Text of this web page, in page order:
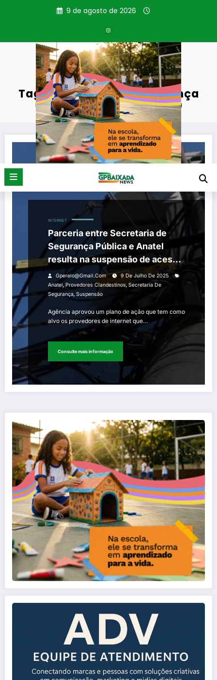
9 de agosto de 2026
Tag: Secretaria de Segurança
Página inicial Secretaria de Segurança
INTERNET
Parceria entre Secretaria de
Segurança Pública e Anatel
resulta na suspensão de acesso
de provedores clandestinos de
internet
Gperelo@gmail.com
9 De Julho De 2025
Anatel, Provedores Clandestinos, Secretaria De
Segurança, Suspensão
Agência aprovou um plano de ação que tem como
alvo os provedores de internet que…
Consulte mais informação